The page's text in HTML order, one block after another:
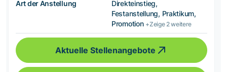
Art der Anstellung
Direkteinstieg,
Festanstellung, Praktikum,
Promotion +Zeige 2 weitere
Aktuelle Stellenangebote